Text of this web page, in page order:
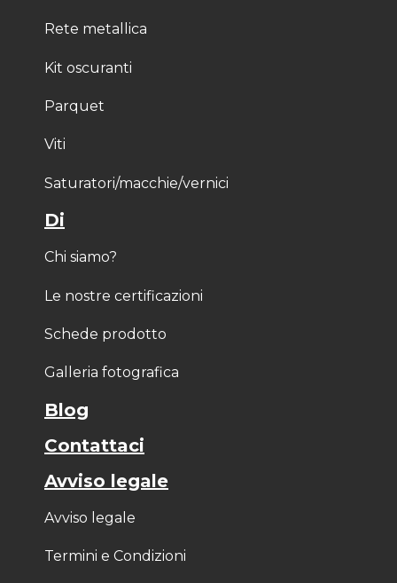
Rete metallica
Kit oscuranti
Parquet
Viti
Saturatori/macchie/vernici
Di
Chi siamo?
Le nostre certificazioni
Schede prodotto
Galleria fotografica
Blog
Contattaci
Avviso legale
Avviso legale
Termini e Condizioni